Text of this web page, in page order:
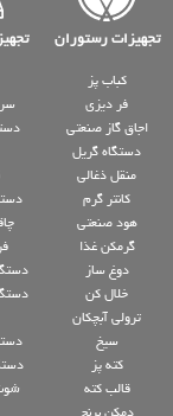
تجهیزات رستوران
کباب پز
فر دیزی
اجاق گاز صنعتی
دستگاه گریل
منقل ذغالی
کانتر گرم
هود صنعتی
گرمکن غذا
دوغ ساز
خلال کن
ترولی آبچکان
سیخ
کته پز
قالب کته